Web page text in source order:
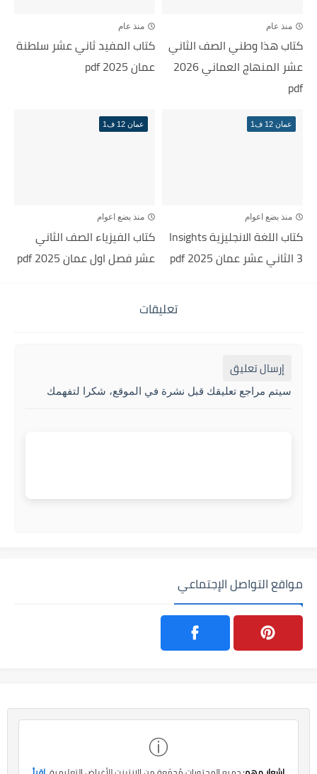
منذ عام
كتاب هذا وطني الصف الثاني
عشر المنهاج العماني 2026
pdf
منذ عام
كتاب المفيد ثاني عشر سلطنة
عمان 2025 pdf
عمان 12 ف1
منذ بضع اعوام
كتاب اللغة الانجليزية Insights
3 الثاني عشر عمان 2025 pdf
عمان 12 ف1
منذ بضع اعوام
كتاب الفيزياء الصف الثاني
عشر فصل اول عمان 2025 pdf
تعليقات
إرسال تعليق
سيتم مراجع تعليقك قبل نشرة في الموقع، شكرا لتفهمك
مواقع التواصل الإجتماعي
ⓘ